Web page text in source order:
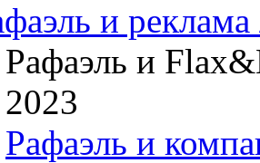
и
Рафаэль и
2023
Рафаэль и